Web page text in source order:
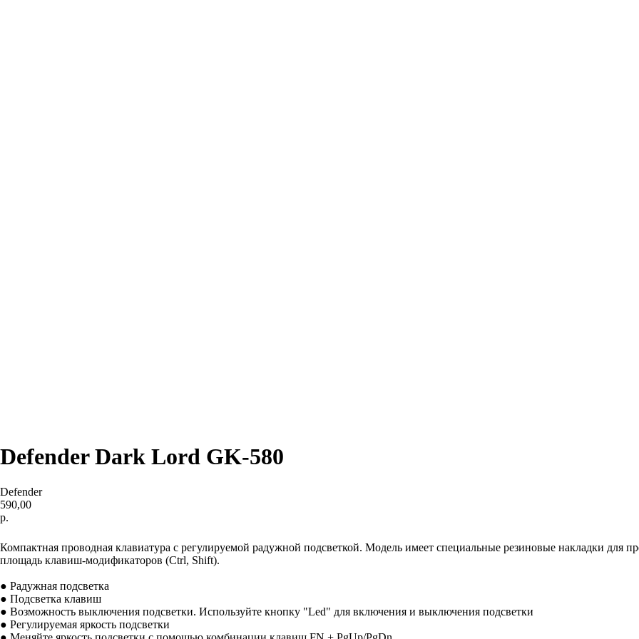
Defender Dark Lord GK-580
Defender
590,00
р.
Компактная проводная клавиатура с регулируемой радужной подсветкой. Модель имеет специальные резиновые накладки для
площадь клавиш-модификаторов (Ctrl, Shift).
● Радужная подсветка
● Подсветка клавиш
● Возможность выключения подсветки. Используйте кнопку "Led" для включения и выключения подсветки
● Регулируемая яркость подсветки